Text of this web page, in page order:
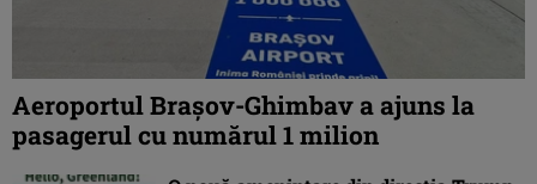
Aeroportul Brașov-Ghimbav a ajuns la
pasagerul cu numărul 1 milion